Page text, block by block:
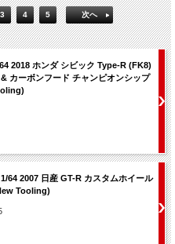
3 4 5 次へ
2018 ホンダ シビック Type-R (FK8)
カーボンフード チャンピオンシップ
64 2007 日産 GT-R カスタムホイール
Tooling)